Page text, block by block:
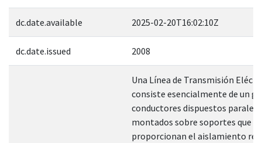
dc.date.available 2025-02-20T16:02:10Z
dc.date.issued 2008
Una Línea de Transmisión
consiste esencialmente de un
conductores dispuestos
montados sobre soportes que
proporcionan el aislamiento